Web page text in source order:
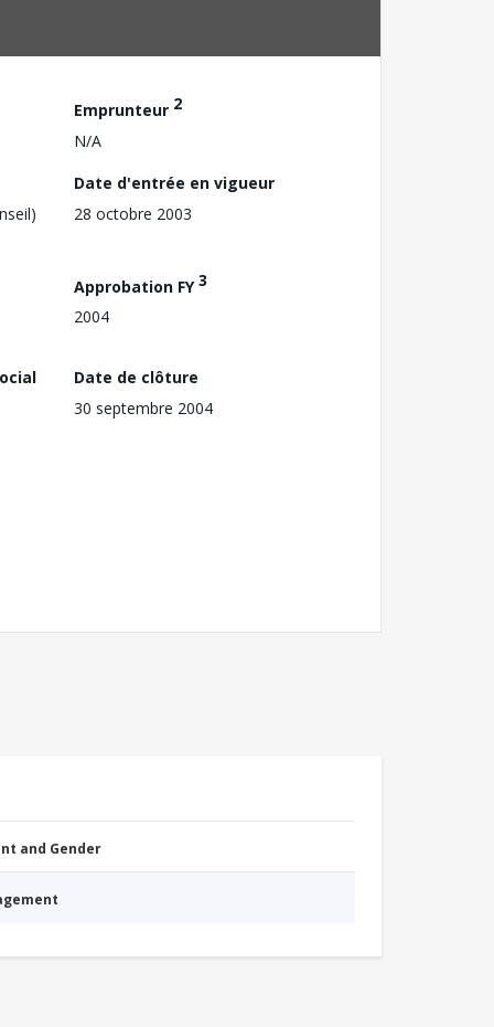
Emprunteur 2
N/A
Date d'entrée en vigueur
28 octobre 2003
Approbation FY3
2004
Date de clôture
30 septembre 2004
and Gender